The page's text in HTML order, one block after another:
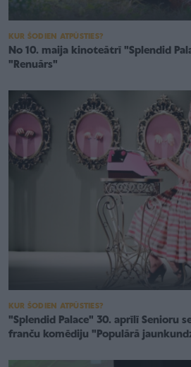
KUR ŠODIEN ATPŪSTIES?
No 10. maija kinoteātrī "Splendid
"Renuārs"
KUR ŠODIEN ATPŪSTIES?
"Splendid Palace" 30. aprīlī Senioru
franču komēdiju "Populārā